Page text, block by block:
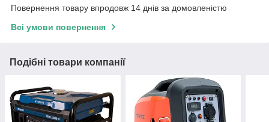
Повернення товару впродовж 14 днів за домовленістю
Всі умови повернення
Подібні товари компанії